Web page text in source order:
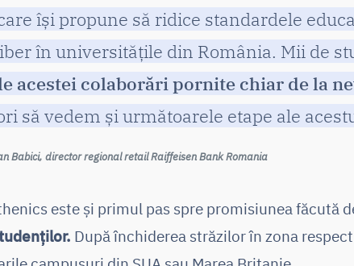
își propune să ridice standardele
în universitățile din România. Mii de
acestei colaborări pornite chiar de la
să vedem și următoarele etape ale
Babici, director regional retail Raiffeisen Bank Romania
este și primul pas spre promisiunea făcută
După închiderea străzilor în zona